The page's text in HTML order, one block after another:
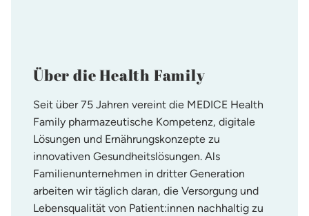
Über die Health Family
Seit über 75 Jahren vereint die MEDICE Health
Family pharmazeutische Kompetenz, digitale
Lösungen und Ernährungskonzepte zu
innovativen Gesundheitslösungen. Als
Familienunternehmen in dritter Generation
arbeiten wir täglich daran, die Versorgung und
Lebensqualität von Patient:innen nachhaltig zu